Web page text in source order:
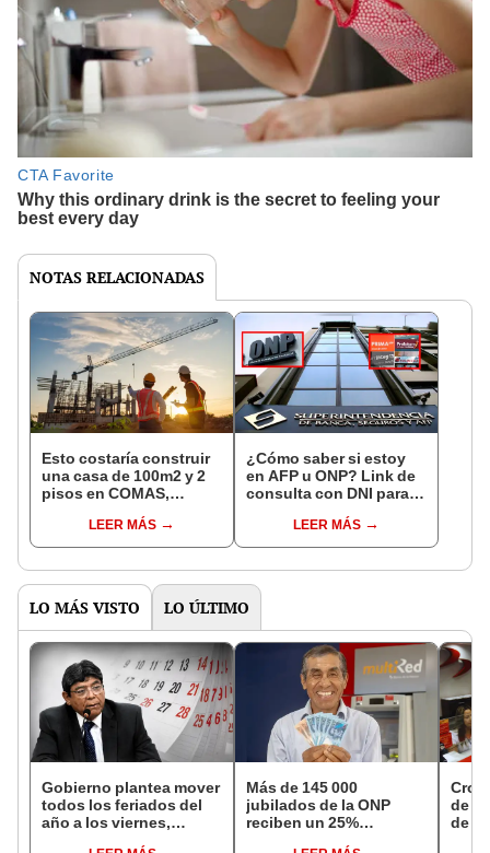
NOTAS RELACIONADAS
Esto costaría construir
una casa de 100m2 y 2
pisos en COMAS,
distritos de LIMA
NORTE
LEER MÁS
¿Cómo saber si estoy
en AFP u ONP? Link de
consulta con DNI para
pensiones estás
LEER MÁS
LO MÁS VISTO LO ÚLTIMO
Gobierno plantea mover
todos los feriados del
año a los viernes,
Más de 145 000
jubilados de la ONP
reciben un 25%
de
de